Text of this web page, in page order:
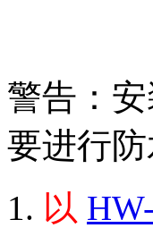
警告：
要进行
1. 以